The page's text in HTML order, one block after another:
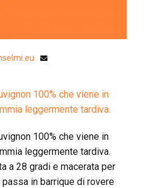
100% che viene in
leggermente tardiva.
100% che viene in
leggermente tardiva.
a 28 gradi e macerata per
in barrique di rovere